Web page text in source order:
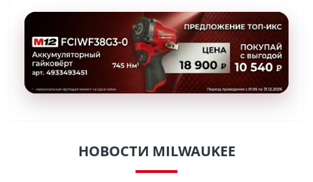
НОВОСТИ MILWAUKEE